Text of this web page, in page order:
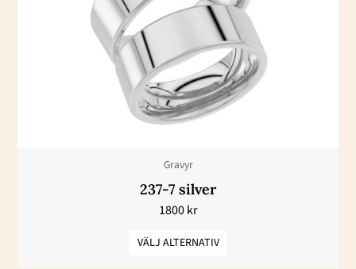
Gravyr
237-7 silver
1800kr
VÄLJ ALTERNATIV
flera
varianter.
De
olika
alternativen
kan
på
produktsidan